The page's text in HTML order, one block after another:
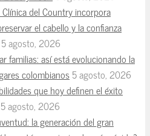
del Country incorpora
el cabello y la confianza
5 agosto, 2026
familias: así está evolucionando la
colombianos5 agosto, 2026
que hoy definen el éxito
5 agosto, 2026
la generación del gran